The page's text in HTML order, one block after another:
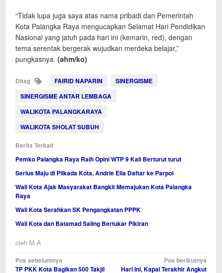
“Tidak lupa juga saya atas nama pribadi dan Pemerintah
Kota Palangka Raya mengucapkan Selamat Hari Pendidikan
Nasional yang jatuh pada hari ini (kemarin, red), dengan
tema serentak bergerak wujudkan merdeka belajar,”
pungkasnya. (ahm/ko)
Ditag FAIRID NAPARIN
SINERGISME
SINERGISME ANTAR LEMBAGA
WALIKOTA PALANGKARAYA
WALIKOTA SHOLAT SUBUH
Berita Terkait
Pemko Palangka Raya Raih Opini WTP 9 Kali Berturut turut
Serius Maju di Pilkada Kota, Andrie Elia Daftar ke Parpol
Wali Kota Ajak Masyarakat Bangkit Memajukan Kota Palangka
Raya
Wali Kota Serahkan SK Pengangkatan PPPK
Wali Kota dan Batamad Saling Bertukar Pikiran
oleh M.A
Navigasi
Pos sebelumnya
TP PKK Kota Bagikan 500 Takjil
Pos berikutnya
Hari Ini, Kapal Terakhir Angkut